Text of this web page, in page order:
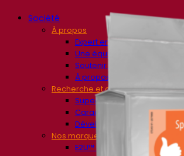
Société
À propos
Expert en fermentation
Une équipe passionnée
Soutenir la créativité
À propos de Lesaffre
Recherche et développement
Superior Yeast par Fermentis
Caractérisation produits
Développement de produits
Nos marques
E2U™ – Easy To Use